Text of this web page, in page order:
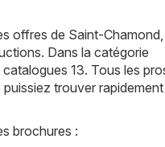
offres de Saint-
Dans la catégorie
13. Tous les
trouver
brochures :